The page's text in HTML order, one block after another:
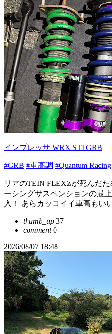
インプレッサ WRX STI GRB
#GRB #車高調 #Quantum Racing
リアのTEIN FLEXZが死んだた
ーシングサスペンションの最
入！ あらカッコイイ車高もい
thumb_up 37
comment0
2026/08/07 18:48